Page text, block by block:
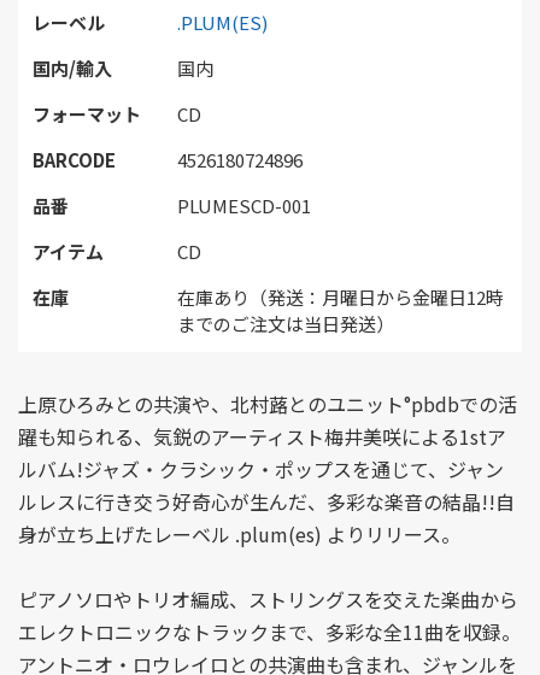
レーベル
.PLUM(ES)
国内/輸入
国内
フォーマット
CD
BARCODE
4526180724896
品番
PLUMESCD-001
アイテム
CD
在庫
在庫あり（発送：月曜日から金曜日12時
までのご注文は当日発送）
上原ひろみとの共演や、北村蕗とのユニット°pbdbでの活
躍も知られる、気鋭のアーティスト梅井美咲による1stア
ルバム!ジャズ・クラシック・ポップスを通じて、ジャン
ルレスに行き交う好奇心が生んだ、多彩な楽音の結晶!!自
身が立ち上げたレーベル .plum(es) よりリリース。
ピアノソロやトリオ編成、ストリングスを交えた楽曲から
エレクトロニックなトラックまで、多彩な全11曲を収録。
アントニオ・ロウレイロとの共演曲も含まれ、ジャンルを